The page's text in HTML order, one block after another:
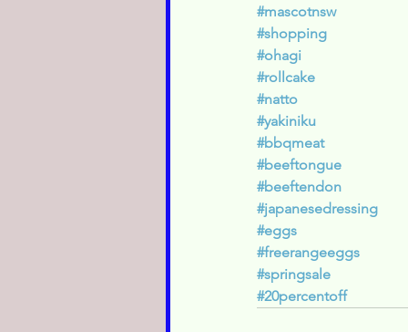
#mascotnsw
#shopping
#ohagi
#rollcake
#natto
#yakiniku
#bbqmeat
#beeftongue
#beeftendon
#japanesedressing
#eggs
#freerangeeggs
#springsale
#20percentoff